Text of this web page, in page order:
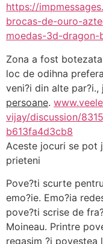
https://
brocas-de-ouro-
moedas-3d-
Zona a fost botezata
loc de odihna
veni?i din alte par?i.,
persoane.
vijay/discussion/
b613fa4d3cb8
Aceste jocuri se pot
prieteni
Pove?ti scurte
emo?ie. Emo?ia
pove?ti scrise de
Moineau. Printre
regasim ?i povestea